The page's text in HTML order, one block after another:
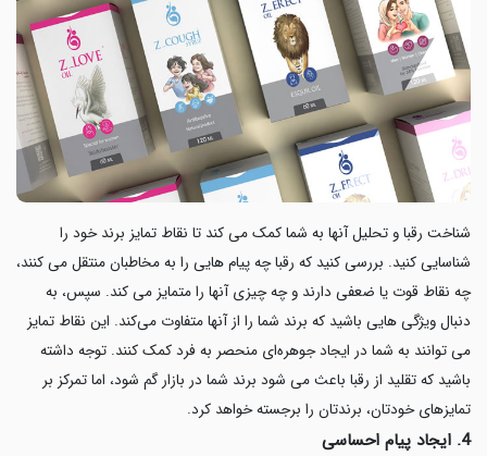
شناخت رقبا و تحلیل آنها به شما کمک می کند تا نقاط تمایز برند خود را
شناسایی کنید. بررسی کنید که رقبا چه پیام هایی را به مخاطبان منتقل می کنند،
چه نقاط قوت یا ضعفی دارند و چه چیزی آنها را متمایز می کند. سپس، به
دنبال ویژگی هایی باشید که برند شما را از آنها متفاوت می‌کند. این نقاط تمایز
می توانند به شما در ایجاد جوهره‌ای منحصر به‌ فرد کمک کنند. توجه داشته
باشید که تقلید از رقبا باعث می شود برند شما در بازار گم شود، اما تمرکز بر
تمایزهای خودتان، برندتان را برجسته خواهد کرد.
4. ایجاد پیام احساسی